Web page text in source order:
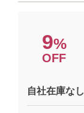
9%
OFF
自社在庫なし